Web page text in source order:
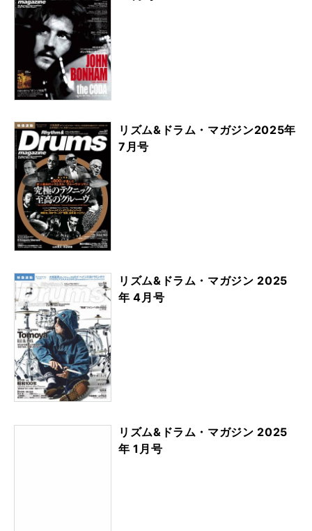
リズム&ドラム・マガジン2025年
7月号
リズム&ドラム・マガジン 2025
年 4月号
リズム&ドラム・マガジン 2025
年 1月号